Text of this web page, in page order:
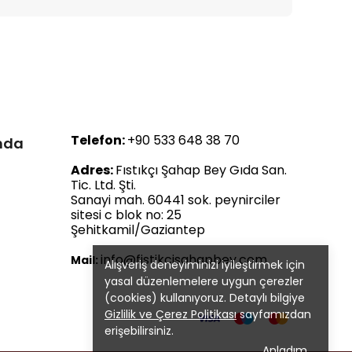
Alışveriş deneyiminizi iyileştirmek için
yasal düzenlemelere uygun çerezler
(cookies) kullanıyoruz. Detaylı bilgiye
Gizlilik ve Çerez Politikasısayfamızdan
erişebilirsiniz.
Telefon:+90 533 648 38 70
Adres:Fıstıkçı Şahap Bey Gıda San.
Tic. Ltd. Şti.
Sanayi mah. 60441 sok. peynirciler
sitesi c blok no: 25
Şehitkamil/Gaziantep
Mail: info@fistikcisahapbey.com